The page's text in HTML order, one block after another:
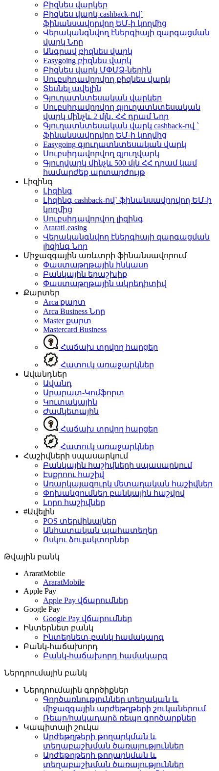
Բիզնես վարկեր
Բիզնես վարկ cashback-ով`
ֆինանսավորվող ԵՄ-ի կողմից
Վերականգնվող էներգիայի զարգացման
վարկ Նոր
Անգրավ բիզնես վարկ
Easygoing բիզնես վարկ
Բիզնես վարկ ՄՓՄՁ-ներին
Սուբսիդավորվող բիզնես վարկ
Տեսնել ավելին
Գյուղատնտեսական վարկեր
Սուբսիդավորվող գյուղատնտեսական
վարկ մինչև 2 մլն․ ՀՀ դրամՆոր
Գյուղատնտեսական վարկ cashback-ով `
ֆինանսավորվող ԵՄ-ի կողմից
Easygoing գյուղատնտեսական վարկ
Սուբսիդավորվող գյուղվարկ
Գյուղվարկ մինչև 500 մլն ՀՀ դրամ կամ
համարժեք արտարժույթ
Լիզինգ
Լիզինգ
Լիզինգ cashback-ով` ֆինանսավորվող ԵՄ-ի
կողմից
Սուբսիդավորվող լիզինգ
AraratLeasing
Վերականգնվող էներգիայի զարգացման
լիզինգ Նոր
Միջազգային առևտրի ֆինանսավորում
Փաստաթղթային ինկասո
Բանկային երաշխիք
Փաստաթղթային ակրեդիտիվ
Քարտեր
Arca քարտ
Arca Business Նոր
Master քարտ
Mastercard Business
Հաճախ տրվող հարցեր
Հատուկ առաջարկներ
Ավանդներ
Ավանդ
Արարատ-Կոմֆորտ
Կուտակային
Ժամկետային
Հաճախ տրվող հարցեր
Հատուկ առաջարկներ
Հաշիվների սպասարկում
Բանկային հաշիվների սպասարկում
Էսքրոու հաշիվ
Առարկայազուրկ մետաղական հաշիվներ
Փոխանցումներ բանկային հաշվով
Լորո հաշիվներ
#Ավելին
POS տերմինալներ
Անհատական պահատեղեր
Ոսկու ձուլակտորներ
Թվային բանկ
AraratMobile
AraratMobile
Apple Pay
Apple Pay վճարումներ
Google Pay
Google Pay վճարումներ
Ինտերնետ բանկ
Ինտերնետ-բանկ համակարգ
Բանկ-հաճախորդ
Բանկ-հաճախորդ համակարգ
Ներդրումային բանկ
Ներդրումային գործիքներ
Գործառնություններ տեղական և
միջազգային արժեթղթերի շուկաներում
Ռեպո/հակադարձ ռեպո գործարքներ
Կապիտալի շուկա
Արժեթղթերի թողարկման և
տեղաբաշխման ծառայություններ
Արժեթղթերի թողարկման և
տեղաբաշխման ծառայություններ